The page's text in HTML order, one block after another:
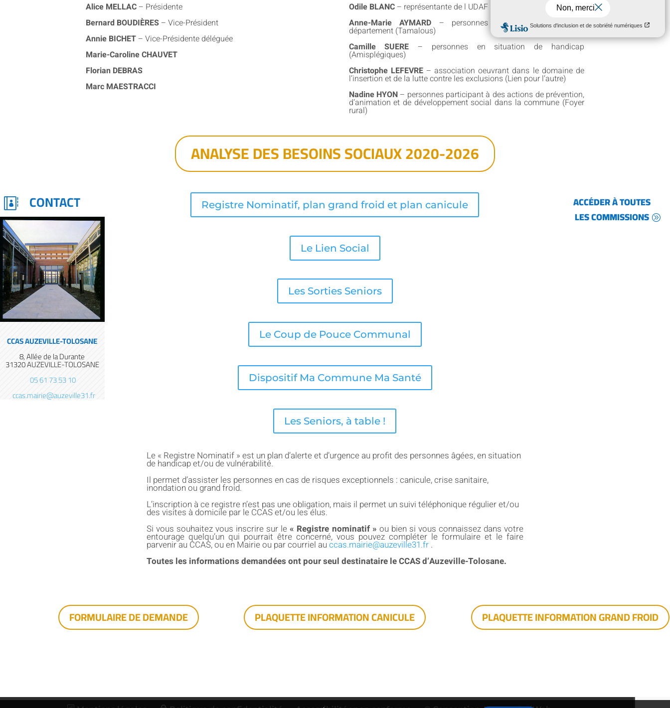
Alice MELLAC– Présidente
Bernard BOUDIÈRES– Vice-Président
Annie BICHET– Vice-Présidente déléguée
Marie-Caroline CHAUVET
Florian DEBRAS
Marc MAESTRACCI
Odile BLANC– représentante de l UDAF (Associations familiales)
Anne-Marie AYMARD – personnes âgées et retraités du
département (Tamalous)
Camille SUERE – personnes en situation de handicap
(Amisplégiques)
Christophe LEFEVRE– association oeuvrant dans le domaine de
l’insertion et de la lutte contre les exclusions (Lien pour l’autre)
Nadine HYON– personnes participant à des actions de prévention,
d’animation et de développement social dans la commune (Foyer
rural)
ANALYSE DES BESOINS SOCIAUX 2020-2026
 CONTACT
CCAS AUZEVILLE-TOLOSANE
8, Allée de la Durante
31320 AUZEVILLE-TOLOSANE
05 61 73 53 10
ccas.mairie@auzeville31.fr
Registre Nominatif, plan grand froid et plan canicule
Le Lien Social
Les Sorties Seniors
Le Coup de Pouce Communal
Dispositif Ma Commune Ma Santé
Les Seniors, à table !
Le « Registre Nominatif » est un plan d’alerte et d’urgence au profit des personnes âgées, en situation
de handicap et/ou de vulnérabilité.
Il permet d’assister les personnes en cas de risques exceptionnels : canicule, crise sanitaire,
inondation ou grand froid.
L’inscription à ce registre n’est pas une obligation, mais il permet un suivi téléphonique régulier et/ou
des visites à domicile par le CCAS et/ou les élus.
Si vous souhaitez vous inscrire sur le« Registre nominatif » ou bien si vous connaissez dans votre
entourage quelqu’un qui pourrait être concerné, vous pouvez compléter le formulaire et le faire
parvenir au CCAS, ou en Mairie ou par courriel au ccas.mairie@auzeville31.fr.
Toutes les informations demandées ont pour seul destinataire le CCAS d’Auzeville-Tolosane.
ACCÉDER À TOUTES
LES COMMISSIONS
FORMULAIRE DE DEMANDE PLAQUETTE INFORMATION CANICULE PLAQUETTE INFORMATION GRAND FROID